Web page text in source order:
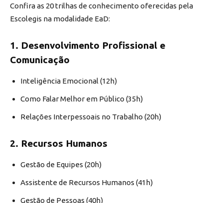
Confira as 20 trilhas de conhecimento oferecidas pela
Escolegis na modalidade EaD:
1. Desenvolvimento Profissional e
Comunicação
Inteligência Emocional (12h)
Como Falar Melhor em Público (35h)
Relações Interpessoais no Trabalho (20h)
2. Recursos Humanos
Gestão de Equipes (20h)
Assistente de Recursos Humanos (41h)
Gestão de Pessoas (40h)